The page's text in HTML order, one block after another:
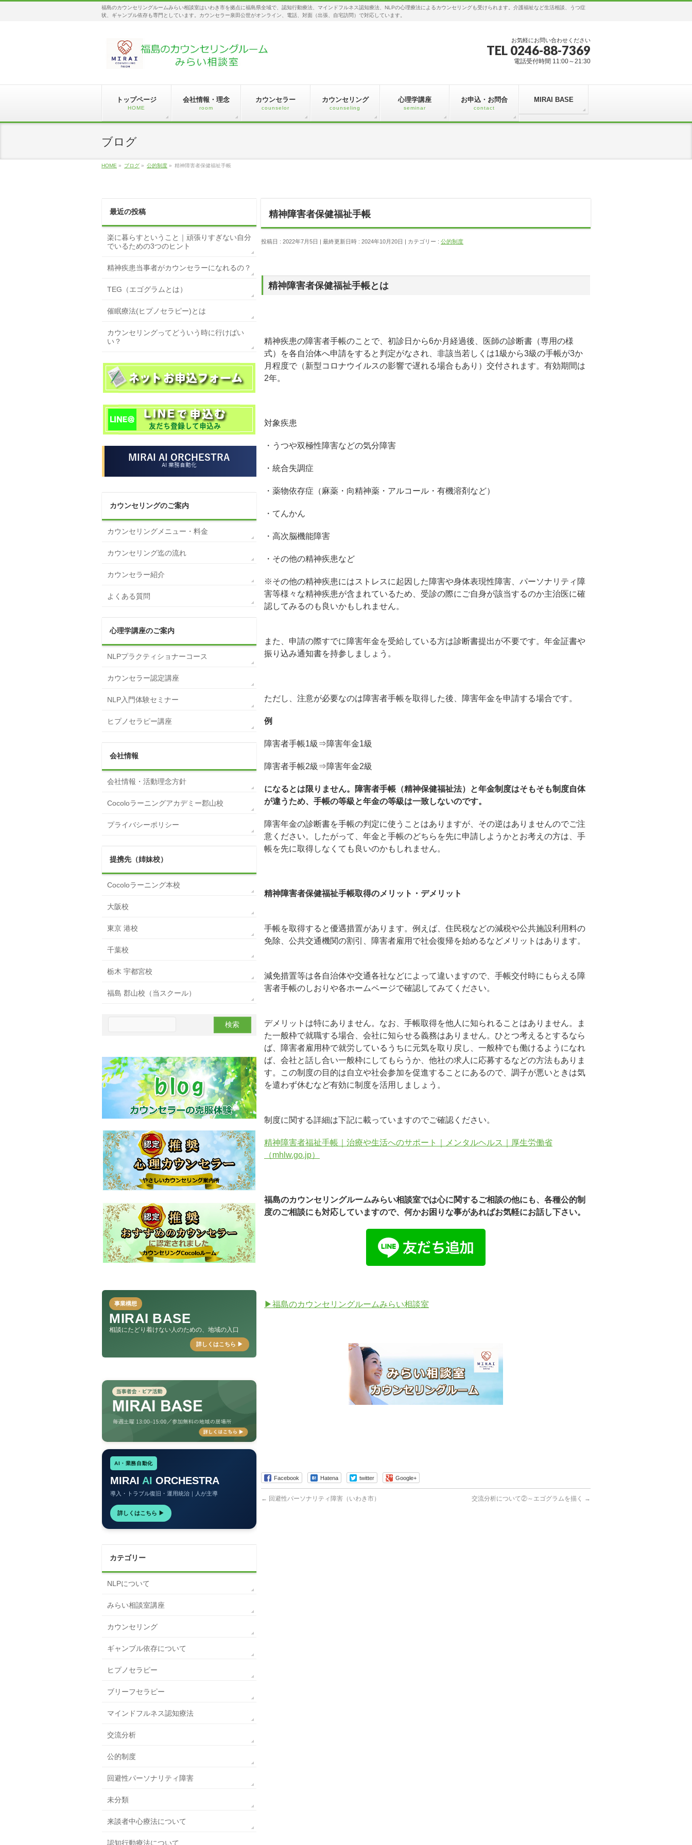
福島のカウンセリングルームみらい相談室はいわき市を拠点に福島県全域で、認知行動療法、マインドフルネス認知療法、NLPの心理療法によるカウンセリングも受けられます。介護福祉など生活相談、うつ症
状、ギャンブル依存も専門としています。カウンセラー泉田公世がオンライン、電話、対面（出張、自宅訪問）で対応しています。
お気軽にお問い合わせください
TEL 0246-88-7369
電話受付時間 11:00～21:30
トップページ
HOME
会社情報・理念
room
カウンセラー
counselor
カウンセリング
counseling
心理学講座
seminar
お申込・お問合
contact
MIRAI BASE
ブログ
HOME » ブログ » 公的制度 » 精神障害者保健福祉手帳
精神障害者保健福祉手帳
投稿日 : 2022年7月5日 最終更新日時 : 2024年10月20日 カテゴリー : 公的制度
精神障害者保健福祉手帳とは
精神疾患の障害者手帳のことで、初診日から6か月経過後、医師の診断書（専用の様
式）を各自治体へ申請をすると判定がなされ、非該当若しくは1級から3級の手帳が3か
月程度で（新型コロナウイルスの影響で遅れる場合もあり）交付されます。有効期間は
2年。
対象疾患
・うつや双極性障害などの気分障害
・統合失調症
・薬物依存症（麻薬・向精神薬・アルコール・有機溶剤など）
・てんかん
・高次脳機能障害
・その他の精神疾患など
※その他の精神疾患にはストレスに起因した障害や身体表現性障害、パーソナリティ障
害等様々な精神疾患が含まれているため、受診の際にご自身が該当するのか主治医に確
認してみるのも良いかもしれません。
また、申請の際すでに障害年金を受給している方は診断書提出が不要です。年金証書や
振り込み通知書を持参しましょう。
ただし、注意が必要なのは障害者手帳を取得した後、障害年金を申請する場合です。
例
障害者手帳1級⇒障害年金1級
障害者手帳2級⇒障害年金2級
になるとは限りません。障害者手帳（精神保健福祉法）と年金制度はそもそも制度自体
が違うため、手帳の等級と年金の等級は一致しないのです。
障害年金の診断書を手帳の判定に使うことはありますが、その逆はありませんのでご注
意ください。したがって、年金と手帳のどちらを先に申請しようかとお考えの方は、手
帳を先に取得しなくても良いのかもしれません。
精神障害者保健福祉手帳取得のメリット・デメリット
手帳を取得すると優遇措置があります。例えば、住民税などの減税や公共施設利用料の
免除、公共交通機関の割引、障害者雇用で社会復帰を始めるなどメリットはあります。
減免措置等は各自治体や交通各社などによって違いますので、手帳交付時にもらえる障
害者手帳のしおりや各ホームページで確認してみてください。
デメリットは特にありません。なお、手帳取得を他人に知られることはありません。ま
た一般枠で就職する場合、会社に知らせる義務はありません。ひとつ考えるとするなら
ば、障害者雇用枠で就労しているうちに元気を取り戻し、一般枠でも働けるようになれ
ば、会社と話し合い一般枠にしてもらうか、他社の求人に応募するなどの方法もありま
す。この制度の目的は自立や社会参加を促進することにあるので、調子が悪いときは気
を遣わず休むなど有効に制度を活用しましょう。
制度に関する詳細は下記に載っていますのでご確認ください。
精神障害者福祉手帳｜治療や生活へのサポート｜メンタルヘルス｜厚生労働省
（mhlw.go.jp）
福島のカウンセリングルームみらい相談室では心に関するご相談の他にも、各種公的制
度のご相談にも対応していますので、何かお困りな事があればお気軽にお話し下さい。
▶福島のカウンセリングルームみらい相談室
Facebook Hatena twitter Google+
← 回避性パーソナリティ障害（いわき市） 交流分析について②～エゴグラムを描く →
最近の投稿
楽に暮らすということ｜頑張りすぎない自分
でいるための3つのヒント
精神疾患当事者がカウンセラーになれるの？
TEG（エゴグラムとは）
催眠療法(ヒプノセラピー)とは
カウンセリングってどういう時に行けばい
い？
カウンセリングのご案内
カウンセリングメニュー・料金
カウンセリング迄の流れ
カウンセラー紹介
よくある質問
心理学講座のご案内
NLPプラクティショナーコース
カウンセラー認定講座
NLP入門体験セミナー
ヒプノセラピー講座
会社情報
会社情報・活動理念方針
Cocoloラーニングアカデミー郡山校
プライバシーポリシー
提携先（姉妹校）
Cocoloラーニング本校
大阪校
東京 港校
千葉校
栃木 宇都宮校
福島 郡山校（当スクール）
事業構想
MIRAI BASE
相談にたどり着けない人のための、地域の入口
詳しくはこちら ▶
AI・業務自動化
MIRAI AI ORCHESTRA
導入・トラブル復旧・運用統治｜人が主導
詳しくはこちら ▶
カテゴリー
NLPについて
みらい相談室講座
カウンセリング
ギャンブル依存について
ヒプノセラピー
ブリーフセラピー
マインドフルネス認知療法
交流分析
公的制度
回避性パーソナリティ障害
未分類
来談者中心療法について
認知行動療法について